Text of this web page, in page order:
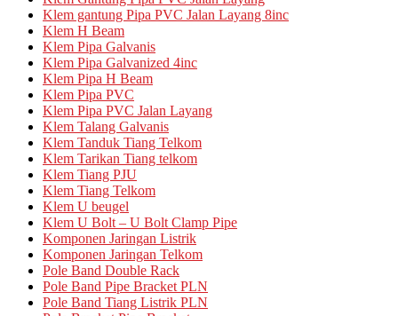
Klem gantung Pipa PVC Jalan Layang 8inc
Klem H Beam
Klem Pipa Galvanis
Klem Pipa Galvanized 4inc
Klem Pipa H Beam
Klem Pipa PVC
Klem Pipa PVC Jalan Layang
Klem Talang Galvanis
Klem Tanduk Tiang Telkom
Klem Tarikan Tiang telkom
Klem Tiang PJU
Klem Tiang Telkom
Klem U beugel
Klem U Bolt – U Bolt Clamp Pipe
Komponen Jaringan Listrik
Komponen Jaringan Telkom
Pole Band Double Rack
Pole Band Pipe Bracket PLN
Pole Band Tiang Listrik PLN